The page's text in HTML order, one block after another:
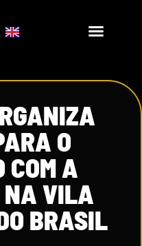
O
COM A
NA VILA
BRASIL